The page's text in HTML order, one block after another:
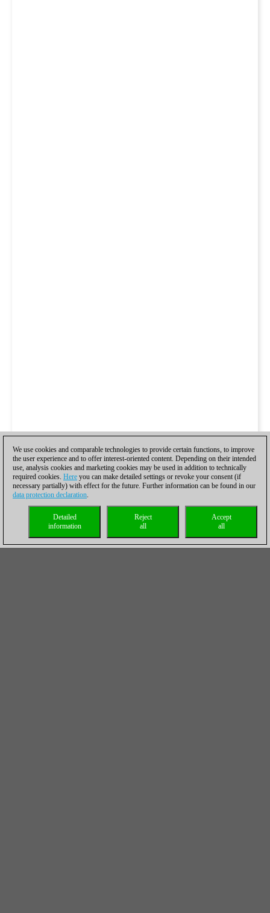
We use cookies and comparable technologies to provide certain functions, to improve
the user experience and to offer interest-oriented content. Depending on their intended
use, analysis cookies and marketing cookies may be used in addition to technically
required cookies. Here you can make detailed settings or revoke your consent (if
necessary partially) with effect for the future. Further information can be found in our
data protection declaration.
Accept
all
Reject
all
Detailed
information